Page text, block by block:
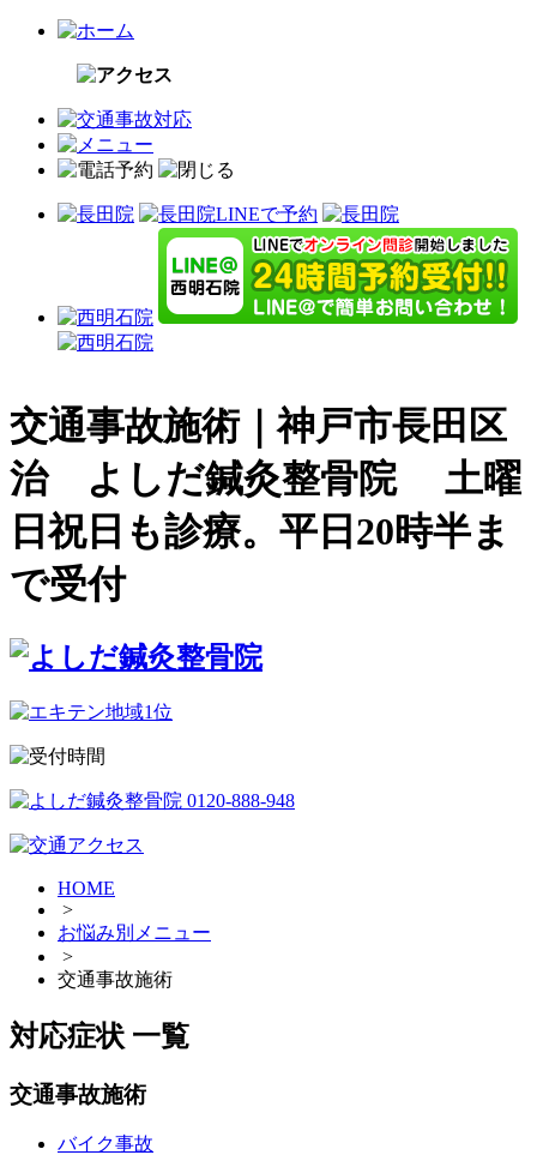
アクセス：長田院
アクセス：西明石院
料金表
交通事故施術｜神戸市長田区
治 よしだ鍼灸整骨院 土曜
日祝日も診療。平日20時半ま
で受付
HOME
>
お悩み別メニュー
>
交通事故施術
対応症状 一覧
交通事故施術
バイク事故